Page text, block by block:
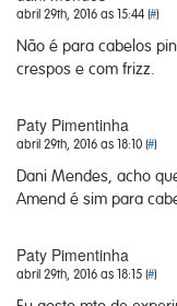
abril 29th, 2016 as 15:44 (#)
Não é para cabelos
crespos e com frizz.
Paty Pimentinha
abril 29th, 2016 as 18:10 (#)
Dani Mendes, acho
Amend é sim para
Paty Pimentinha
abril 29th, 2016 as 18:15 (#)